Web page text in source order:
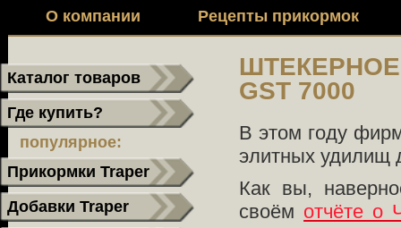
О компании Рецепты прикормок
Каталог товаров
Где купить?
популярное:
Прикормки Traper
Добавки Traper
ШТЕКЕРНОЕ
GST 7000
В этом году
элитных удилищ
Как вы,
своём отчёте о